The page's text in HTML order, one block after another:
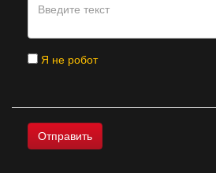
Я не робот